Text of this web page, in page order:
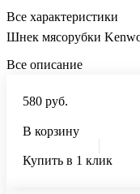
Все характеристики
Шнек мясорубки
Все описание
580 руб.
В корзину
Купить в 1 клик